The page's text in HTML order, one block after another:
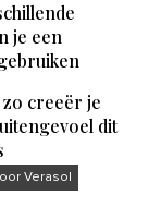
je een
zo creeër je
dit
Verasol